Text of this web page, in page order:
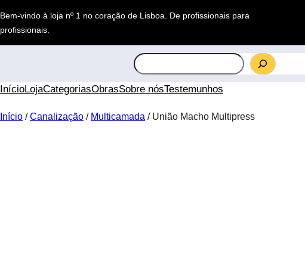
para
o
conteúdo
Bem-vindo à loja nº 1 no coração de Lisboa. De profissionais para
profissionais
S
e
a
c
InícioLojaCategoriasObrasSobre nósTestemunhos
Início /Canalização / Multicamada / União Macho Multipress